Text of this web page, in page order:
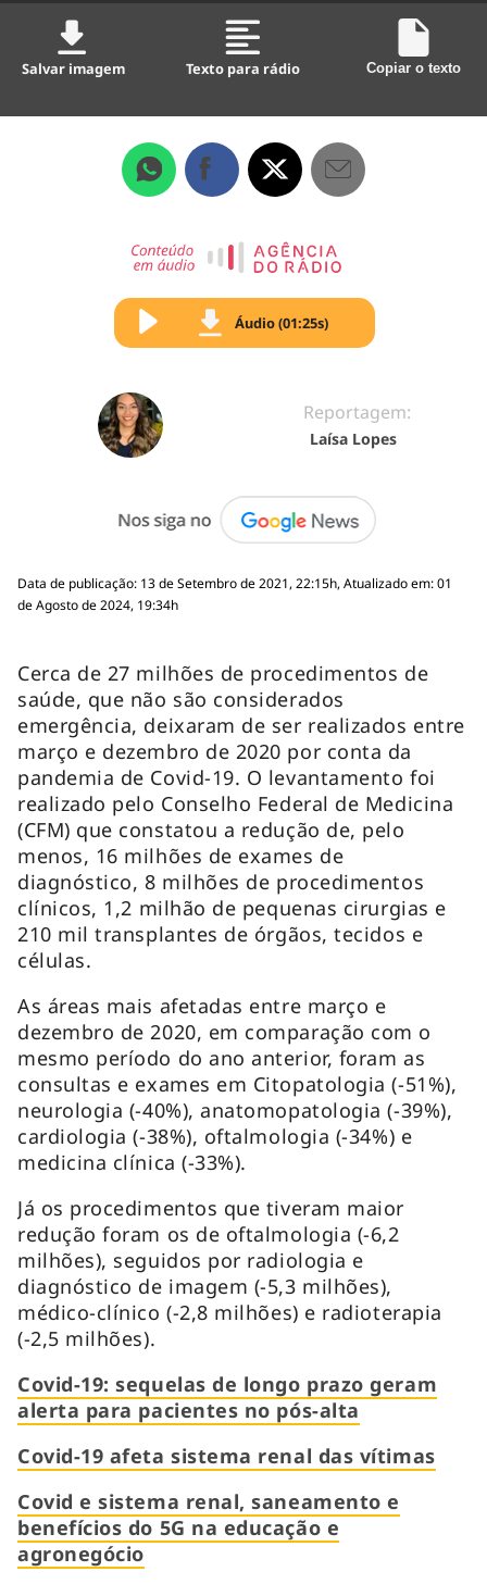
Salvar imagem Texto para rádio Copiar o texto
Áudio (01:25s)
Reportagem:
Laísa Lopes
Data de publicação: 13 de Setembro de 2021, 22:15h, Atualizado em: 01
de Agosto de 2024, 19:34h
Cerca de 27 milhões de procedimentos de
saúde, que não são considerados
emergência, deixaram de ser realizados entre
março e dezembro de 2020 por conta da
pandemia de Covid-19. O levantamento foi
realizado pelo Conselho Federal de Medicina
(CFM) que constatou a redução de, pelo
menos, 16 milhões de exames de
diagnóstico, 8 milhões de procedimentos
clínicos, 1,2 milhão de pequenas cirurgias e
210 mil transplantes de órgãos, tecidos e
células.
As áreas mais afetadas entre março e
dezembro de 2020, em comparação com o
mesmo período do ano anterior, foram as
consultas e exames em Citopatologia (-51%),
neurologia (-40%), anatomopatologia (-39%),
cardiologia (-38%), oftalmologia (-34%) e
medicina clínica (-33%).
Já os procedimentos que tiveram maior
redução foram os de oftalmologia (-6,2
milhões), seguidos por radiologia e
diagnóstico de imagem (-5,3 milhões),
médico-clínico (-2,8 milhões) e radioterapia
(-2,5 milhões).
Covid-19: sequelas de longo prazo geram
alerta para pacientes no pós-alta
Covid-19 afeta sistema renal das vítimas
Covid e sistema renal, saneamento e
benefícios do 5G na educação e
agronegócio